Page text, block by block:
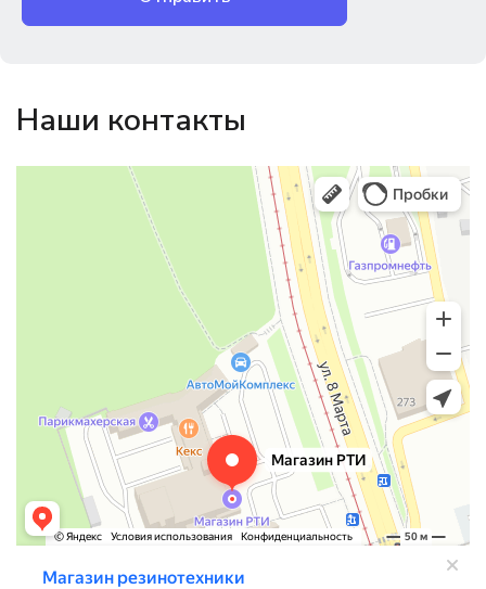
Наши контакты
Магазин резинотехники
Резиновые и резинотехнические изделия в Екатеринбурге
Садовый инвентарь и техника в Екатеринбурге